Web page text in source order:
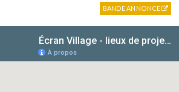
BANDE ANNONCE